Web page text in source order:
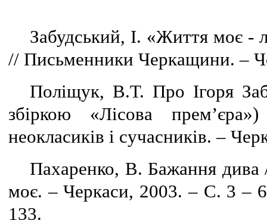
Забудський, І. «Життя моє -
// Письменники Черкащини. –
Поліщук, В.Т. Про Ігоря
збіркою «Лісова
неокласиків і сучасників. –
Пахаренко, В. Бажання дива
моє. – Черкаси, 2003. – С. 3
133.